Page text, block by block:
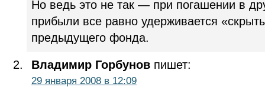
Но ведь это не так — при погашении в
прибыли все равно удерживается
предыдущего фонда.
Владимир Горбунов пишет:
29 января 2008 в 12:09